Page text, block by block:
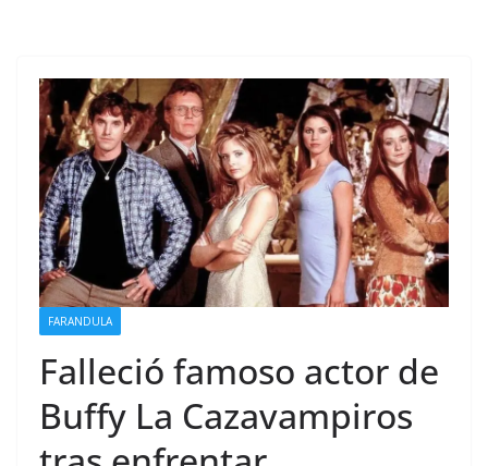
FARANDULA
Falleció famoso actor de
Buffy La Cazavampiros